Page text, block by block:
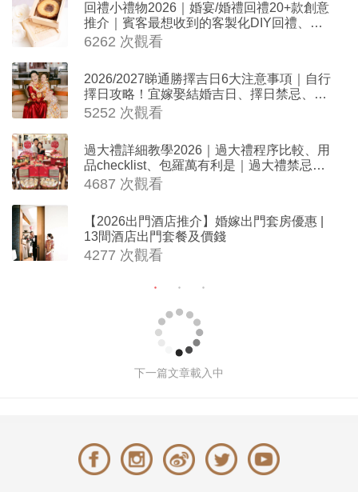
回禮小禮物2026｜婚宴/婚禮回禮20+款創意
推介｜賓客最想收到的客製化DIY回禮、姊
妹禮物（持續更新）
6262 次觀看
2026/2027睇通勝擇吉日6大注意事項｜自行
擇日攻略！宜嫁娶結婚吉日、擇日禁忌、相
沖生肖一覽
5252 次觀看
過大禮詳細教學2026｜過大禮程序比較、用
品checklist、包羅萬有利是｜過大禮禁忌及
吉祥說話
4687 次觀看
【2026出門酒店推介】婚嫁出門套房優惠 |
13間酒店出門套餐及價錢
4277 次觀看
2026新郎首飾推介＋禮服穿搭指南｜7
大婚禮西裝Tuxedo穿搭秘訣｜打造完
新郎首飾